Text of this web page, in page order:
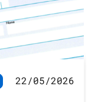
22/05/2026